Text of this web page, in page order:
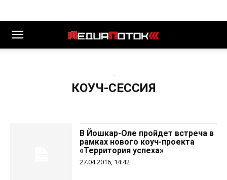
-
КОУЧ-СЕССИЯ
В Йошкар-Оле пройдет встреча в
рамках нового коуч-проекта
«Территория успеха»
27.04.2016, 14:42